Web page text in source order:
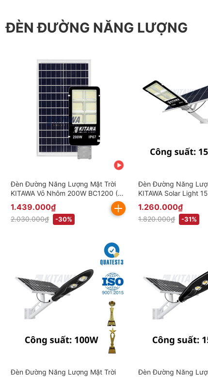
ĐÈN ĐƯỜNG NĂNG LƯỢNG
Đèn Đường Năng Lượng Mặt Trời
KITAWA Vỏ Nhôm 200W BC1200 (Đã
bao gồm VAT)
1.439.000₫
2.030.000₫ -30%
Đèn Đường Năng
KITAWA Solar Light
(Đã bao gồm VAT)
1.260.000₫
1.820.000₫ -31%
Đèn Đường Năng Lượng Mặt Trời
Đèn Đường Năng